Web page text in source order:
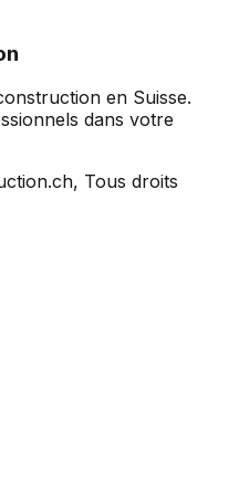
en Suisse.
dans votre
Tous droits